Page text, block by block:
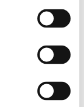
nicht nur als
Um seine
erfolgreiche
die mit